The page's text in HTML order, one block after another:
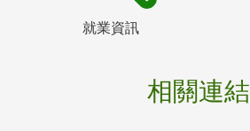
就業資訊
相關連結